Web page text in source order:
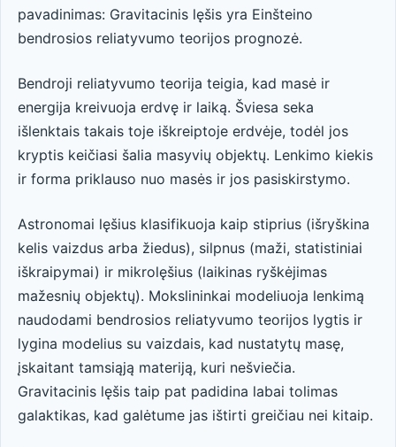
pavadinimas: Gravitacinis lęšis yra Einšteino
bendrosios reliatyvumo teorijos prognozė.
Bendroji reliatyvumo teorija teigia, kad masė ir
energija kreivuoja erdvę ir laiką. Šviesa seka
išlenktais takais toje iškreiptoje erdvėje, todėl jos
kryptis keičiasi šalia masyvių objektų. Lenkimo kiekis
ir forma priklauso nuo masės ir jos pasiskirstymo.
Astronomai lęšius klasifikuoja kaip stiprius (išryškina
kelis vaizdus arba žiedus), silpnus (maži, statistiniai
iškraipymai) ir mikrolęšius (laikinas ryškėjimas
mažesnių objektų). Mokslininkai modeliuoja lenkimą
naudodami bendrosios reliatyvumo teorijos lygtis ir
lygina modelius su vaizdais, kad nustatytų masę,
įskaitant tamsiąją materiją, kuri nešviečia.
Gravitacinis lęšis taip pat padidina labai tolimas
galaktikas, kad galėtume jas ištirti greičiau nei kitaip.